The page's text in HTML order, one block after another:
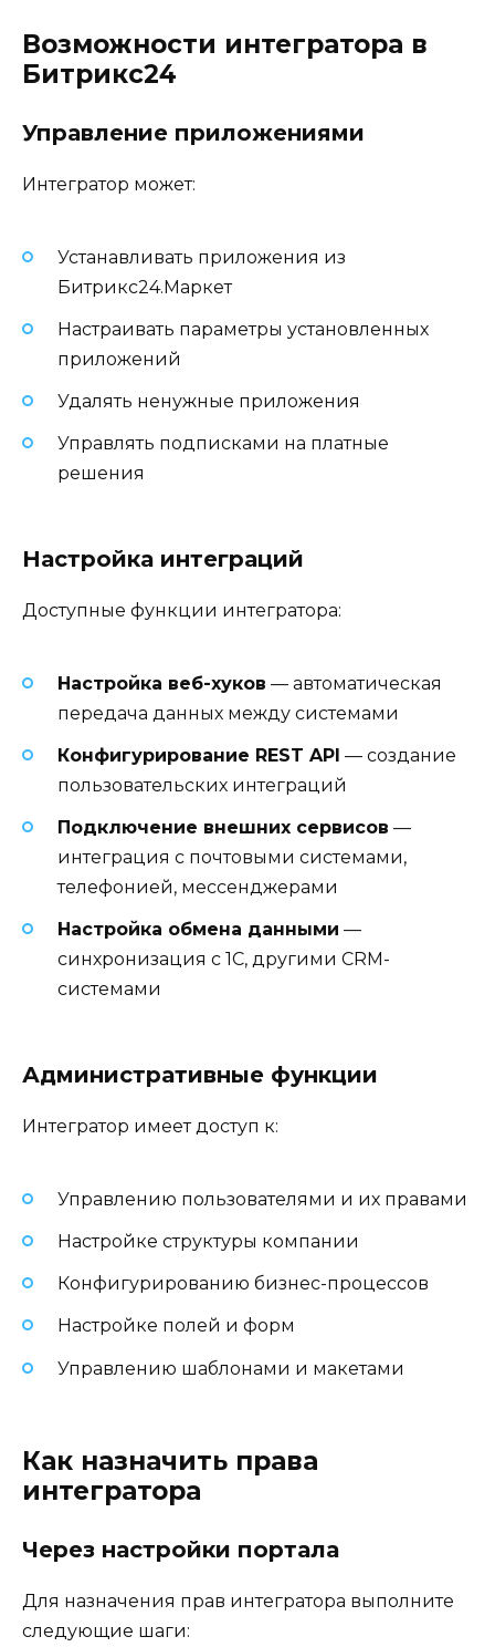
Возможности интегратора в
Битрикс24
Управление приложениями
Интегратор может:
Устанавливать приложения из
Битрикс24.Маркет
Настраивать параметры установленных
приложений
Удалять ненужные приложения
Управлять подписками на платные
решения
Настройка интеграций
Доступные функции интегратора:
Настройка веб-хуков — автоматическая
передача данных между системами
Конфигурирование REST API — создание
пользовательских интеграций
Подключение внешних сервисов —
интеграция с почтовыми системами,
телефонией, мессенджерами
Настройка обмена данными —
синхронизация с 1С, другими CRM-
системами
Административные функции
Интегратор имеет доступ к:
Управлению пользователями и их правами
Настройке структуры компании
Конфигурированию бизнес-процессов
Настройке полей и форм
Управлению шаблонами и макетами
Как назначить права
интегратора
Через настройки портала
Для назначения прав интегратора выполните
следующие шаги: